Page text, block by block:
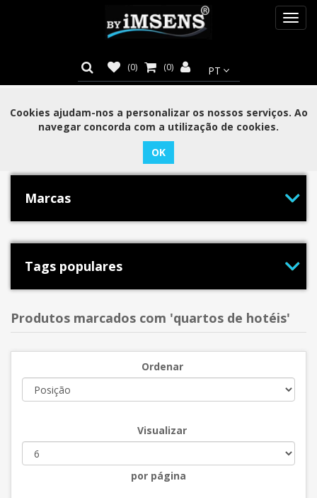
(0) (0)
Categorias
Marcas
Tags populares
Produtos marcados com 'quartos de hotéis'
Ordenar
Visualizar
por página
Cookies ajudam-nos a personalizar os nossos serviços. Ao
navegar concorda com a utilização de cookies.